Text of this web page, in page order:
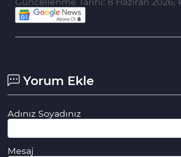
Yorum Ekle
Adınız Soyadınız
Mesaj